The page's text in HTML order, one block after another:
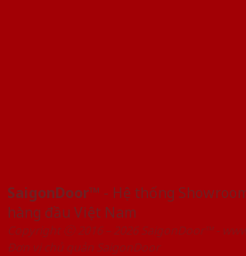
SaigonDoor™ - Hệ thống
hàng đầu Việt Nam
Copyright ⓒ 2016 – 2026 SaigonDoor™ -
Đơn vị chủ quản SaigonDoor